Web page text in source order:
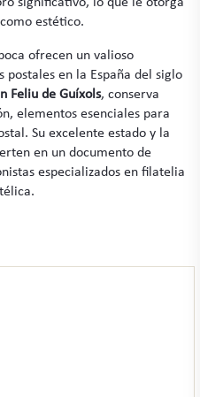
estético.
ofrecen un valioso
en la España del siglo
Feliu de Guíxols, conserva
elementos esenciales para
Su excelente estado y la
en un documento de
especializados en filatelia